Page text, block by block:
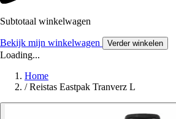
Subtotaal winkelwagen
Bekijk mijn winkelwagen Verder winkelen
Loading...
Home
/ Reistas Eastpak Tranverz L